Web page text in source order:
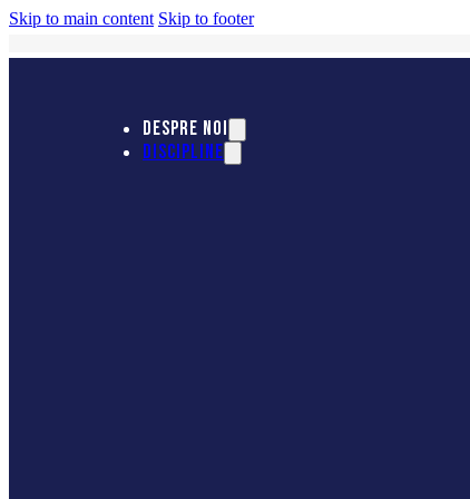
Skip to main content Skip to footer
DESPRE NOI
DISCIPLINE